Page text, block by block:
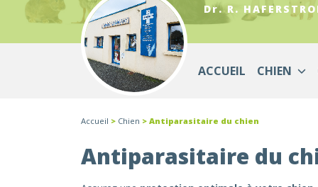
Dr. R.
ACCUEIL CHIEN
Accueil > Chien > Antiparasitaire du chien
Antiparasitaire du